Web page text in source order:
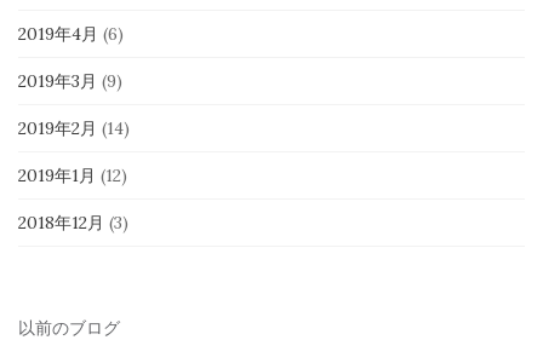
2019年4月 (6)
2019年3月 (9)
2019年2月 (14)
2019年1月 (12)
2018年12月 (3)
以前のブログ